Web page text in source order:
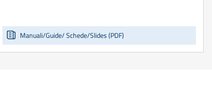
Manuali/Guide/ Schede/Slides (PDF)